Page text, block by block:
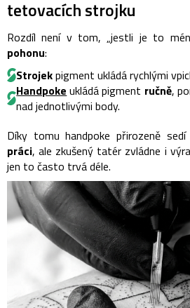
tetovacích strojku
Rozdíl není v tom, „jestli je to
pohonu:
Strojekpigment ukládá rychlými
Handpoke ukládá pigment ručně,
nad jednotlivými body.
Díky tomu handpoke přirozeně sedí
práci, ale zkušený tatér zvládne i
jen to často trvá déle.